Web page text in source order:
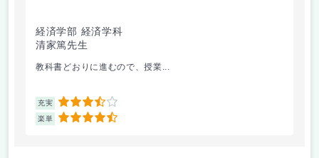
経済学部 経済学科
清家篤先生
教科書どおりに進むので、授業...
充実 3.5
楽単 4.5